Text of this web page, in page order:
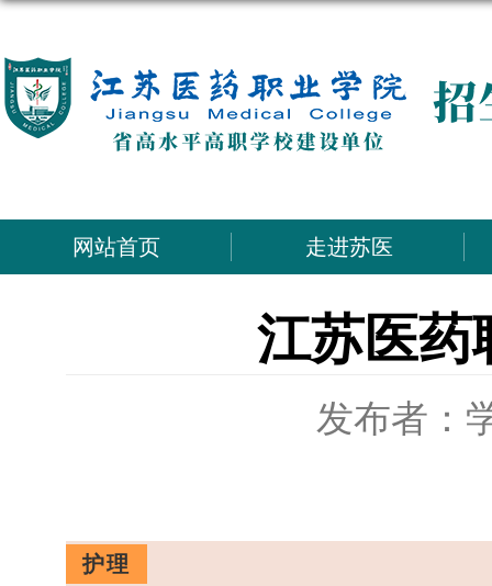
网站首页 走进苏医
江苏医药
发布者：
护理